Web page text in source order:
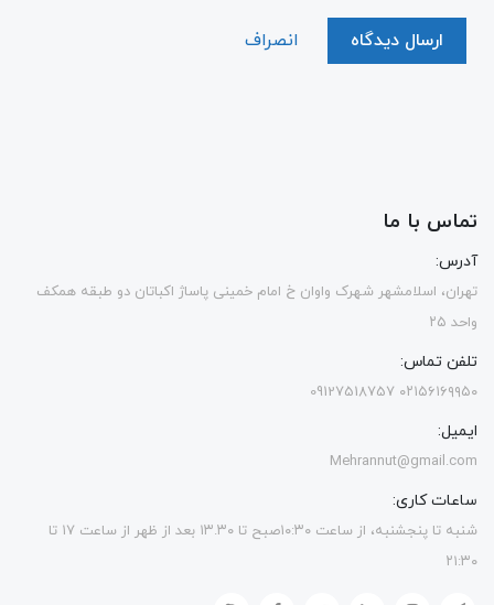
ارسال دیدگاه انصراف
تماس با ما
آدرس:
تهران، اسلامشهر شهرک واوان خ امام خمینی پاساژ اکباتان دو طبقه همکف
واحد ۲۵
تلفن تماس:
۰۲۱۵۶۱۶۹۹۵۰ 09127518757
ایمیل:
Mehrannut@gmail.com
ساعات کاری:
شنبه تا پنجشنبه، از ساعت ۱۰:۳۰صبح تا ۱۳.۳۰ بعد از ظهر از ساعت ۱۷ تا
۲۱:۳۰